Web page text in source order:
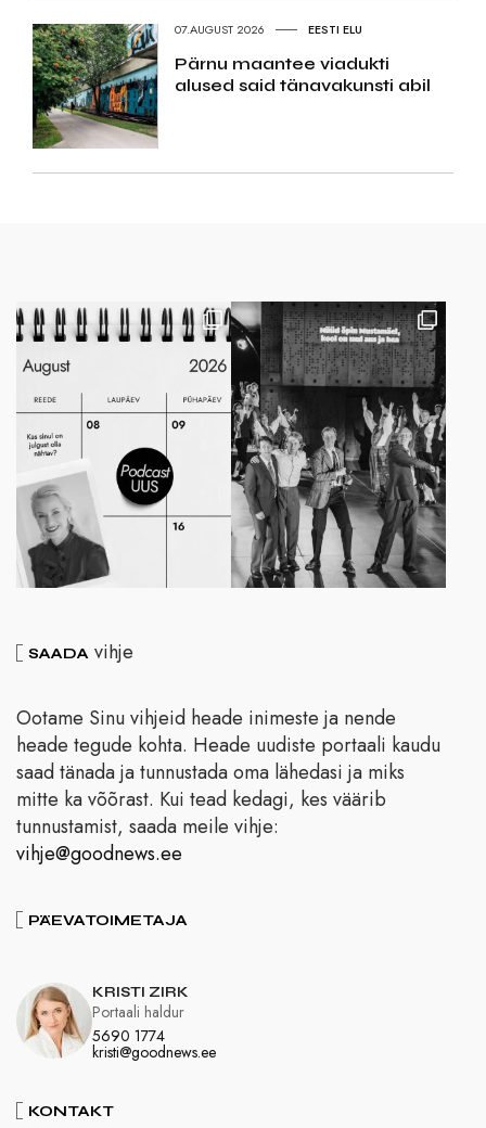
07.AUGUST 2026 EESTI ELU
Pärnu maantee viadukti
alused said tänavakunsti abil
SAADA vihje
Ootame Sinu vihjeid heade inimeste ja nende
heade tegude kohta. Heade uudiste portaali kaudu
saad tänada ja tunnustada oma lähedasi ja miks
mitte ka võõrast. Kui tead kedagi, kes väärib
tunnustamist, saada meile vihje:
vihje@goodnews.ee
PÄEVATOIMETAJA
KRISTI ZIRK
5690 1774
kristi@goodnews.ee
Portaali haldur
KONTAKT